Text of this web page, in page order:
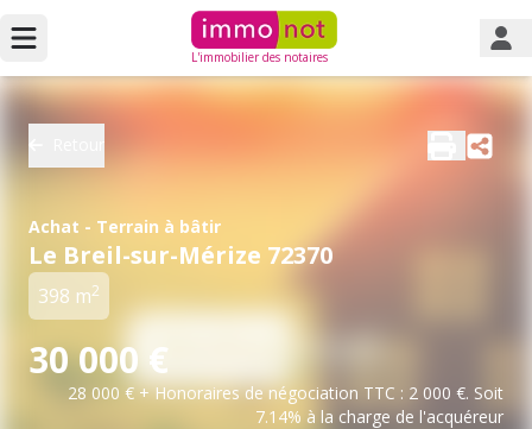
L'immobilier des notaires
Achat - Terrain à bâtir
Le Breil-sur-Mérize 72370
398 m2
30 000 €
28 000 € + Honoraires de négociation TTC : 2 000 €. Soit
7.14% à la charge de l'acquéreur